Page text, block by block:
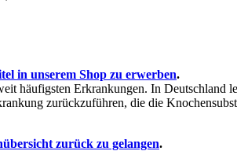
in unserem Shop zu erwerben.
häufigsten Erkrankungen. In
zurückzuführen, die die
zurück zu gelangen.